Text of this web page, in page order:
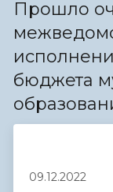
Прошло
бюджета
09.12.2022